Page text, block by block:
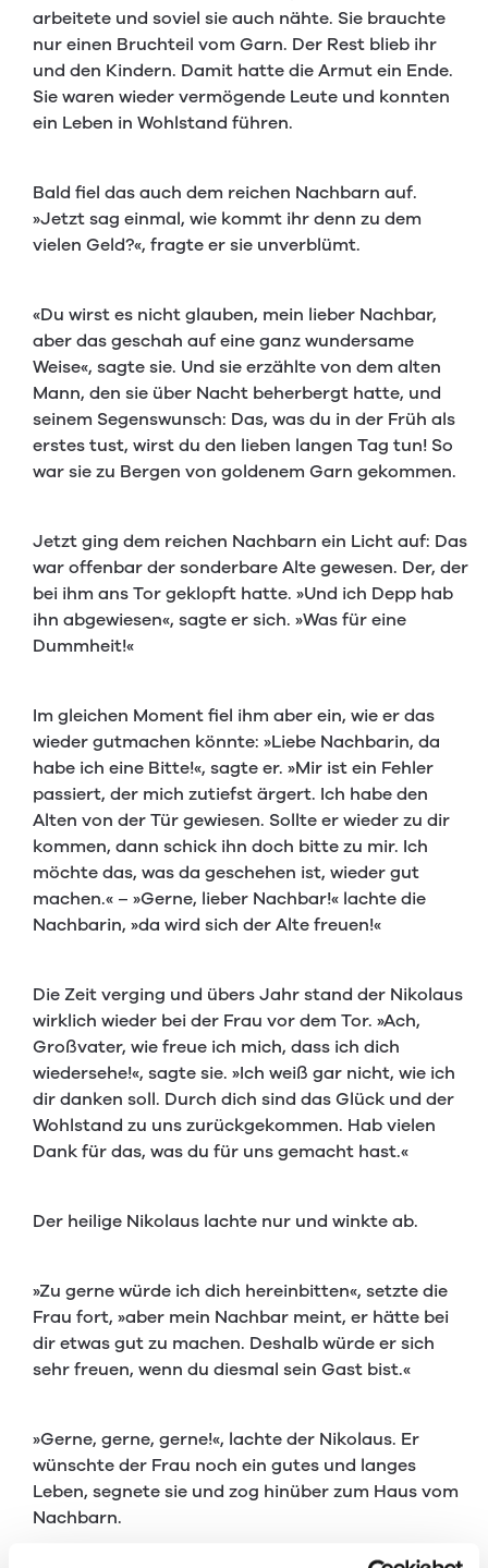
arbeitete und soviel sie auch nähte. Sie brauchte
nur einen Bruchteil vom Garn. Der Rest blieb ihr
und den Kindern. Damit hatte die Armut ein Ende.
Sie waren wieder vermögende Leute und konnten
ein Leben in Wohlstand führen.
Bald fiel das auch dem reichen Nachbarn auf.
»Jetzt sag einmal, wie kommt ihr denn zu dem
vielen Geld?«, fragte er sie unverblümt.
«Du wirst es nicht glauben, mein lieber Nachbar,
aber das geschah auf eine ganz wundersame
Weise«, sagte sie. Und sie erzählte von dem alten
Mann, den sie über Nacht beherbergt hatte, und
seinem Segenswunsch: Das, was du in der Früh als
erstes tust, wirst du den lieben langen Tag tun! So
war sie zu Bergen von goldenem Garn gekommen.
Jetzt ging dem reichen Nachbarn ein Licht auf: Das
war offenbar der sonderbare Alte gewesen. Der, der
bei ihm ans Tor geklopft hatte. »Und ich Depp hab
ihn abgewiesen«, sagte er sich. »Was für eine
Dummheit!«
Im gleichen Moment fiel ihm aber ein, wie er das
wieder gutmachen könnte: »Liebe Nachbarin, da
habe ich eine Bitte!«, sagte er. »Mir ist ein Fehler
passiert, der mich zutiefst ärgert. Ich habe den
Alten von der Tür gewiesen. Sollte er wieder zu dir
kommen, dann schick ihn doch bitte zu mir. Ich
möchte das, was da geschehen ist, wieder gut
machen.« – »Gerne, lieber Nachbar!« lachte die
Nachbarin, »da wird sich der Alte freuen!«
Die Zeit verging und übers Jahr stand der Nikolaus
wirklich wieder bei der Frau vor dem Tor. »Ach,
Großvater, wie freue ich mich, dass ich dich
wiedersehe!«, sagte sie. »Ich weiß gar nicht, wie ich
dir danken soll. Durch dich sind das Glück und der
Wohlstand zu uns zurückgekommen. Hab vielen
Dank für das, was du für uns gemacht hast.«
Der heilige Nikolaus lachte nur und winkte ab.
»Zu gerne würde ich dich hereinbitten«, setzte die
Frau fort, »aber mein Nachbar meint, er hätte bei
dir etwas gut zu machen. Deshalb würde er sich
sehr freuen, wenn du diesmal sein Gast bist.«
»Gerne, gerne, gerne!«, lachte der Nikolaus. Er
wünschte der Frau noch ein gutes und langes
Leben, segnete sie und zog hinüber zum Haus vom
Nachbarn.